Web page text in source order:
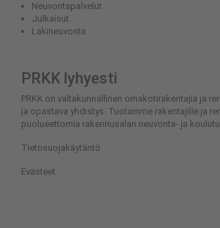
Neuvontapalvelut
Julkaisut
Lakineuvonta
PRKK lyhyesti
PRKK on valtakunnallinen omakotirakentajia ja
ja opastava yhdistys. Tuotamme rakentajille ja
puolueettomia rakennusalan neuvonta- ja
Tietosuojakäytäntö
Evästeet